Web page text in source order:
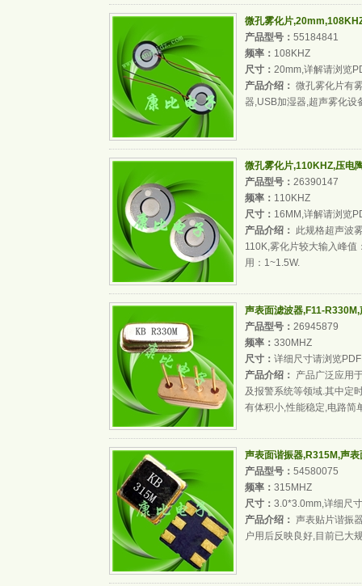
微孔雾化片
产品型号： 55184841
频率： 108KHZ
尺寸： 20mm,详解请浏览
产品介绍： 微孔雾化片有
器,USB加湿器,超声雾化设
微孔雾化片,110KHZ,压电
产品型号： 26390147
频率： 110KHZ
尺寸： 16MM,详解请浏览
产品介绍： 此规格超声波
110K,雾化片较大输入峰
用：1~1.5W.
声表面滤波器,F11-
产品型号： 26945879
频率： 330MHZ
尺寸： 详细尺寸请浏览PDF
产品介绍： 产品广泛应用
及报警系统等领域.其中定
有体积小,性能稳定,电路简
声表面谐振器,R315M,声
产品型号： 54580075
频率： 315MHZ
尺寸： 3.0*3.0mm,详细尺
产品介绍： 声表贴片谐振
户用后反映良好,目前已大